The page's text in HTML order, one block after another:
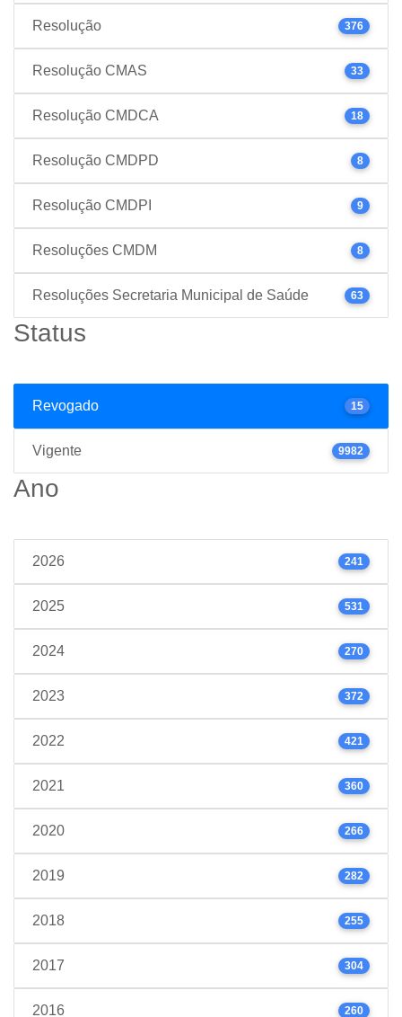
Resolução 376
Resolução CMAS 33
Resolução CMDCA 18
Resolução CMDPD 8
Resolução CMDPI 9
Resoluções CMDM 8
Resoluções Secretaria Municipal de Saúde 63
Status
Revogado 15
Vigente 9982
Ano
2026 241
2025 531
2024 270
2023 372
2022 421
2021 360
2020 266
2019 282
2018 255
2017 304
2016 260